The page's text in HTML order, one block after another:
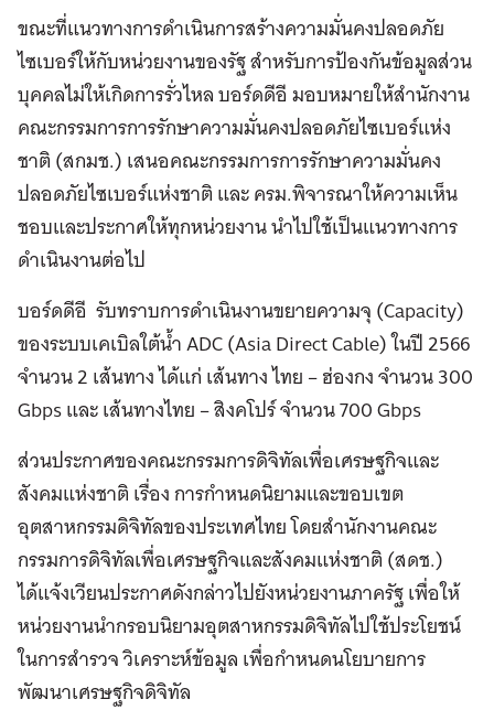
ขณะที่แนวทางการดำเนินการสร้างความมั่นคงปลอดภัย
ไซเบอร์ให้กับหน่วยงานของรัฐ สำหรับการป้องกันข้อมูลส่วน
บุคคลไม่ให้เกิดการรั่วไหล บอร์ดดีอี มอบหมายให้สำนักงาน
คณะกรรมการการรักษาความมั่นคงปลอดภัยไซเบอร์แห่ง
ชาติ (สกมช.) เสนอคณะกรรมการการรักษาความมั่นคง
ปลอดภัยไซเบอร์แห่งชาติ และ ครม.พิจารณาให้ความเห็น
ชอบและประกาศให้ทุกหน่วยงาน นำไปใช้เป็นแนวทางการ
ดำเนินงานต่อไป
บอร์ดดีอี รับทราบการดำเนินงานขยายความจุ (Capacity)
ของระบบเคเบิลใต้น้ำ ADC (Asia Direct Cable) ในปี 2566
จำนวน 2 เส้นทาง ได้แก่ เส้นทาง ไทย – ฮ่องกง จำนวน 300
Gbps และ เส้นทางไทย – สิงคโปร์ จำนวน 700 Gbps
ส่วนประกาศของคณะกรรมการดิจิทัลเพื่อเศรษฐกิจและ
สังคมแห่งชาติ เรื่อง การกำหนดนิยามและขอบเขต
อุตสาหกรรมดิจิทัลของประเทศไทย โดยสำนักงานคณะ
กรรมการดิจิทัลเพื่อเศรษฐกิจและสังคมแห่งชาติ (สดช.)
ได้แจ้งเวียนประกาศดังกล่าวไปยังหน่วยงานภาครัฐ เพื่อให้
หน่วยงานนำกรอบนิยามอุตสาหกรรมดิจิทัลไปใช้ประโยชน์
ในการสำรวจ วิเคราะห์ข้อมูล เพื่อกำหนดนโยบายการ
พัฒนาเศรษฐกิจดิจิทัล